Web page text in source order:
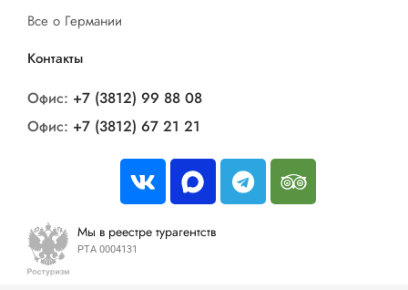
Все о Германии
Контакты
Офис: +7 (3812) 99 88 08
Офис: +7 (3812) 67 21 21
Мы в реестре турагентств
РТА 0004131